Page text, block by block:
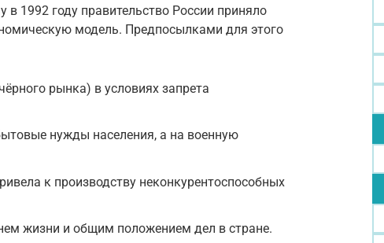
1992 году правительство России приняло
модель. Предпосылками для этого
рынка) в условиях запрета
нужды населения, а на военную
к производству неконкурентоспособных
жизни и общим положением дел в стране.